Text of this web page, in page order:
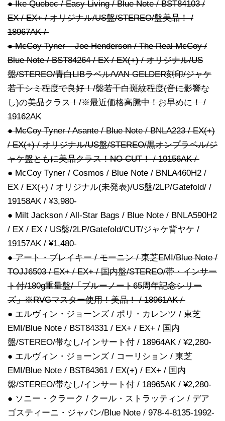
● Ike Quebec / Easy Living / Blue Note / BST84103 /
EX / EX+ / オリジナル/US盤/STEREO/盤美品！ /
18967AK /
● McCoy Tyner – Joe Henderson / The Real McCoy /
Blue Note / BST84264 / EX / EX(+) / オリジナル/US
盤/STEREO/青白LIBラベル/VAN GELDER刻印/ジャケ
若干シミ程度で良好！/盤若干白斑紋程度(音に影響な
し)の美品クラス！/※最近価格高騰中！お早めに！ /
19162AK
● McCoy Tyner / Asante / Blue Note / BNLA223 / EX(+)
/ EX(+) / オリジナル/US盤/STEREO/黒オンプラベル/ジ
ャケ盤ともに美品クラス！NO CUT！ / 19156AK /
● McCoy Tyner / Cosmos / Blue Note / BNLA460H2 /
EX / EX(+) / オリジナル(未発表)/US盤/2LP/Gatefold/ /
19158AK / ¥3,980-
● Milt Jackson / All-Star Bags / Blue Note / BNLA590H2
/ EX / EX / US盤/2LP/Gatefold/CUT/ジャケ背ヤケ /
19157AK / ¥1,480-
● アート・ブレイキー / モーニン / 東芝EMI/Blue Note /
TOJJ6503 / EX+ / EX+ / 国内盤/STEREO/帯・インサー
ト付/180g重量盤/「ブルーノート65周年記念シリー
ズ」※RVGマスター使用！美品！ / 18961AK /
● エルヴィン・ジョーンズ / ポリ・カレンツ / 東芝
EMI/Blue Note / BST84331 / EX+ / EX+ / 国内
盤/STEREO/帯なし/インサート付 / 18964AK / ¥2,280-
● エルヴィン・ジョーンズ / コーリション / 東芝
EMI/Blue Note / BST84361 / EX(+) / EX+ / 国内
盤/STEREO/帯なし/インサート付 / 18965AK / ¥2,280-
● ソニー・クラーク / クール・ストラッティン / デア
ゴスティーニ・ジャパン/Blue Note / 978-4-8135-1992-